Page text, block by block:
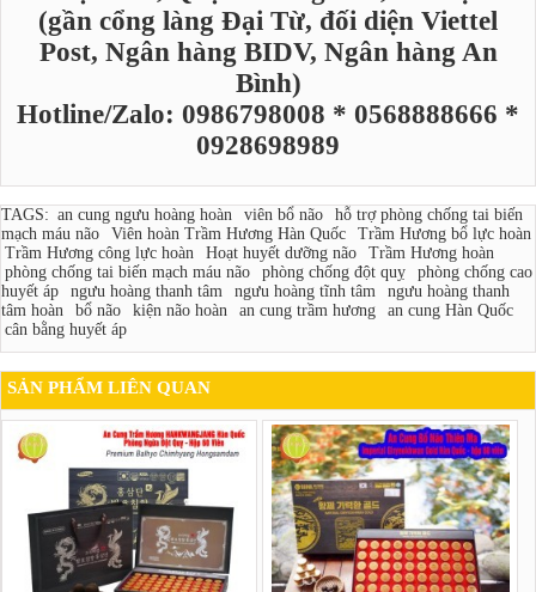
(gần cổng làng Đại Từ, đối diện Viettel
Post, Ngân hàng BIDV, Ngân hàng An
Bình)
Hotline/Zalo: 0986798008 * 0568888666 *
0928698989
TAGS: an cung ngưu hoàng hoàn viên bổ não
hỗ trợ phòng chống tai biến
mạch máu não
Viên hoàn Trầm Hương Hàn Quốc
Trầm Hương bổ lực hoàn
Trầm Hương công lực hoàn
Hoạt huyết dưỡng não
Trầm Hương hoàn
phòng chống tai biến mạch máu não
phòng chống đột quỵ
phòng chống cao
huyết áp
ngưu hoàng thanh tâm ngưu hoàng tĩnh tâm
ngưu hoàng thanh
tâm hoàn
bổ não kiện não hoàn an cung trầm hương
an cung Hàn Quốc
cân bằng huyết áp
SẢN PHẨM LIÊN QUAN